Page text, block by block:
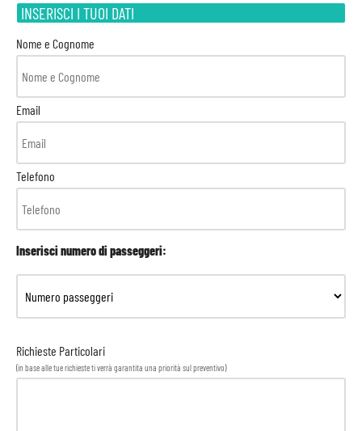
INSERISCI I TUOI DATI
Nome e Cognome
Email
Telefono
Inserisci numero di passeggeri:
Richieste Particolari
(in base alle tue richieste ti verrà garantita una priorità sul preventivo)